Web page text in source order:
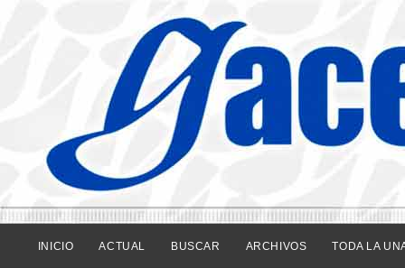
INICIO ACTUAL BUSCAR ARCHIVOS TODA LA